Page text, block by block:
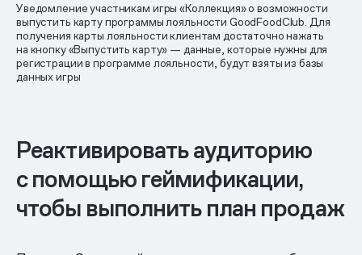
Уведомление участникам игры «Коллекция» о возможности
выпустить карту программы лояльности GoodFoodClub. Для
получения карты лояльности клиентам достаточно нажать
на кнопку «Выпустить карту» — данные, которые нужны для
регистрации в программе лояльности, будут взяты из базы
данных игры
Реактивировать аудиторию
с помощью геймификации,
чтобы выполнить план продаж